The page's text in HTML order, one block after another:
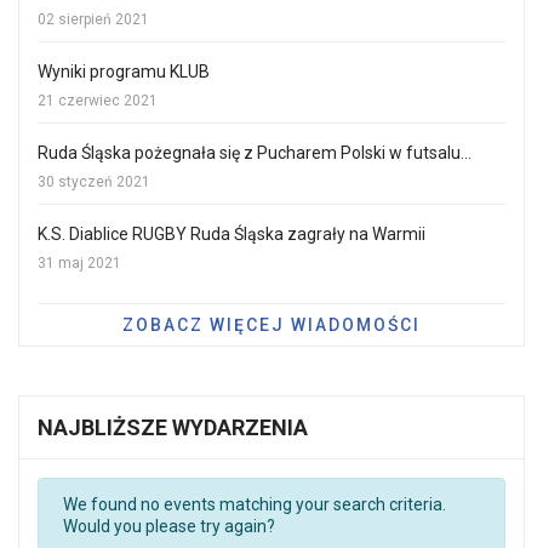
02 sierpień 2021
Wyniki programu KLUB
21 czerwiec 2021
Ruda Śląska pożegnała się z Pucharem Polski w futsalu...
30 styczeń 2021
K.S. Diablice RUGBY Ruda Śląska zagrały na Warmii
31 maj 2021
ZOBACZ WIĘCEJ WIADOMOŚCI
NAJBLIŻSZE WYDARZENIA
We found no events matching your search criteria.
Would you please try again?